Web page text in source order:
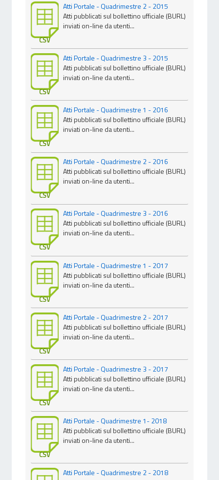
CSV
Atti Portale - Quadrimestre 2 - 2015
Atti pubblicati sul bollettino ufficiale (BURL)
inviati on-line da utenti...
CSV
Atti Portale - Quadrimestre 3 - 2015
Atti pubblicati sul bollettino ufficiale (BURL)
inviati on-line da utenti...
CSV
Atti Portale - Quadrimestre 1 - 2016
Atti pubblicati sul bollettino ufficiale (BURL)
inviati on-line da utenti...
CSV
Atti Portale - Quadrimestre 2 - 2016
Atti pubblicati sul bollettino ufficiale (BURL)
inviati on-line da utenti...
CSV
Atti Portale - Quadrimestre 3 - 2016
Atti pubblicati sul bollettino ufficiale (BURL)
inviati on-line da utenti...
CSV
Atti Portale - Quadrimestre 1 - 2017
Atti pubblicati sul bollettino ufficiale (BURL)
inviati on-line da utenti...
CSV
Atti Portale - Quadrimestre 2 - 2017
Atti pubblicati sul bollettino ufficiale (BURL)
inviati on-line da utenti...
CSV
Atti Portale - Quadrimestre 3 - 2017
Atti pubblicati sul bollettino ufficiale (BURL)
inviati on-line da utenti...
CSV
Atti Portale - Quadrimestre 1- 2018
Atti pubblicati sul bollettino ufficiale (BURL)
inviati on-line da utenti...
Atti Portale - Quadrimestre 2 - 2018